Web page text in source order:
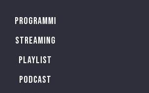
Programmi
Streaming
Playlist
PODCAST